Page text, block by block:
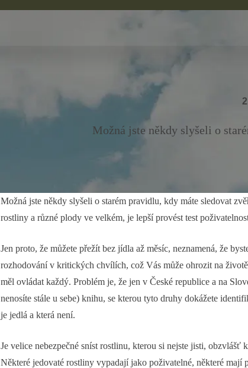
Možná jste někdy slyšeli o
Možná jste někdy slyšeli o starém pravidlu, kdy máte sledovat
rostliny a různé plody ve velkém, je lepší provést test
Jen proto, že můžete přežít bez jídla až měsíc, neznamená, že
rozhodování v kritických chvílích, což Vás může ohrozit na
měl ovládat každý. Problém je, že jen v České republice a na
nenosíte stále u sebe) knihu, se kterou tyto druhy dokážete
je jedlá a která není.
Je velice nebezpečné sníst rostlinu, kterou si nejste jisti,
Některé jedovaté rostliny vypadají jako poživatelné, některé mají